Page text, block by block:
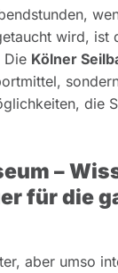
wird, ist
Die Kölner
die
–
für die
aber umso